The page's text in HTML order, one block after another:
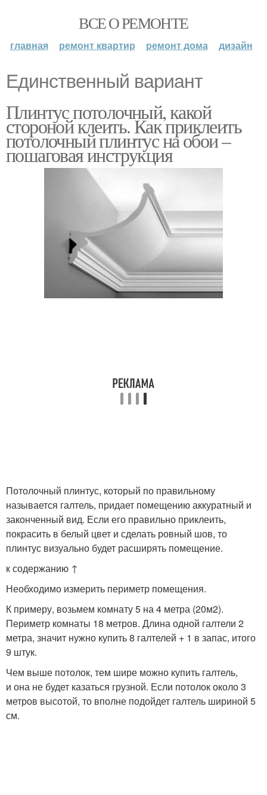
ВСЕ О РЕМОНТЕ
главная ремонт квартир ремонт дома дизайн
Единственный вариант
Плинтус потолочный, какой
стороной клеить. Как приклеить
потолочный плинтус на обои –
пошаговая инструкция
Потолочный плинтус, который по правильному
называется галтель, придает помещению аккуратный и
законченный вид. Если его правильно приклеить,
покрасить в белый цвет и сделать ровный шов, то
плинтус визуально будет расширять помещение.
к содержанию ↑
Необходимо измерить периметр помещения.
К примеру, возьмем комнату 5 на 4 метра (20м2).
Периметр комнаты 18 метров. Длина одной галтели 2
метра, значит нужно купить 8 галтелей + 1 в запас, итого
9 штук.
Чем выше потолок, тем шире можно купить галтель,
и она не будет казаться грузной. Если потолок около 3
метров высотой, то вполне подойдет галтель шириной 5
см.